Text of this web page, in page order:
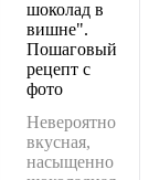
шоколад в
вишне".
Пошаговый
рецепт с
фото
Невероятно
вкусная,
насыщенно